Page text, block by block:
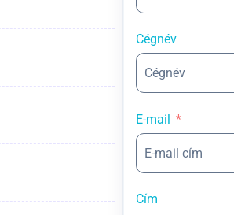
Cégnév
E-mail
Cím